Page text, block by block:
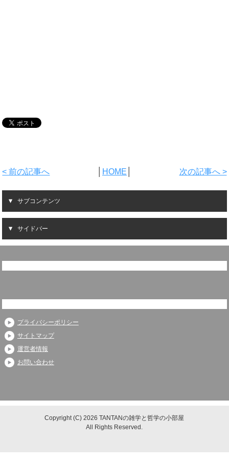
< 前の記事へ HOME 次の記事へ >
サブコンテンツ
サイドバー
プライバシーポリシー
サイトマップ
運営者情報
お問い合わせ
Copyright (C) 2026 TANTANの雑学と哲学の小部屋
All Rights Reserved.